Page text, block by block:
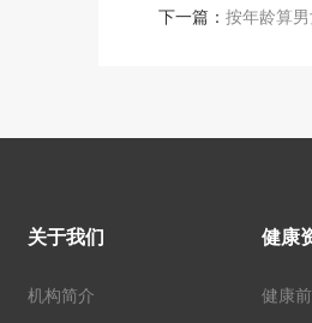
下一篇： 按年龄算
关于我们
机构简介
健康
健康